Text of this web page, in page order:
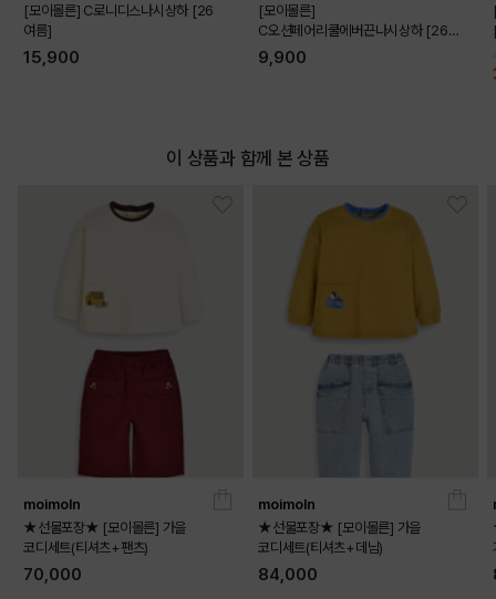
DETAILS
[모이몰른] C로니디스나시상하 [26
여름]
15,900
[모이몰른]
C오션페어리쿨에버끈나시상하 [26
여름]
9,900
이 상품과 함께 본 상품
moimoln
★선물포장★ [모이몰른] 가을
코디세트(티셔츠+팬츠)
70,000
moimoln
★선물포장★ [모이몰른] 가을
코디세트(티셔츠+데님)
84,000